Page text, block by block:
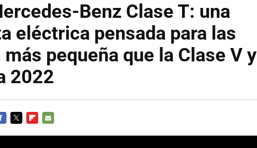
Benz Clase T: una
eléctrica pensada para las
pequeña que la Clase V y
2022